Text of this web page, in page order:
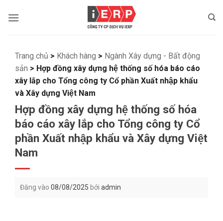
qua
Trang chủ > Khách hàng > Ngành Xây dựng - Bất động
sản > Hợp đồng xây dựng hệ thống số hóa báo cáo
xây lắp cho Tổng công ty Cổ phần Xuất nhập khẩu
và Xây dựng Việt Nam
Hợp đồng xây dựng hệ thống số hóa
báo cáo xây lắp cho Tổng công ty Cổ
phần Xuất nhập khẩu và Xây dựng Việt
Nam
Đăng vào 08/08/2025 bởi admin